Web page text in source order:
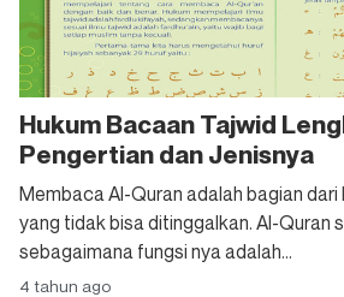
Hukum Bacaan Tajwid
Pengertian dan Jenisnya
Membaca Al-Quran adalah bagian
yang tidak bisa ditinggalkan. Al-Quran
sebagaimana fungsi nya adalah...
4 tahun ago